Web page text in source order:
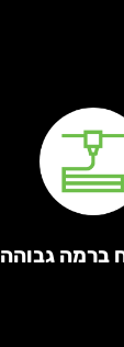
ברמה גבוהה